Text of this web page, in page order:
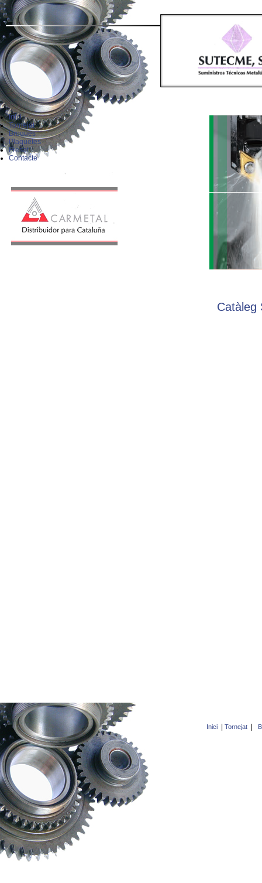
Inici
Tornejat
Broques
Plaquetes
Fresat
Contacte
Catàleg
Inici| Tornejat|